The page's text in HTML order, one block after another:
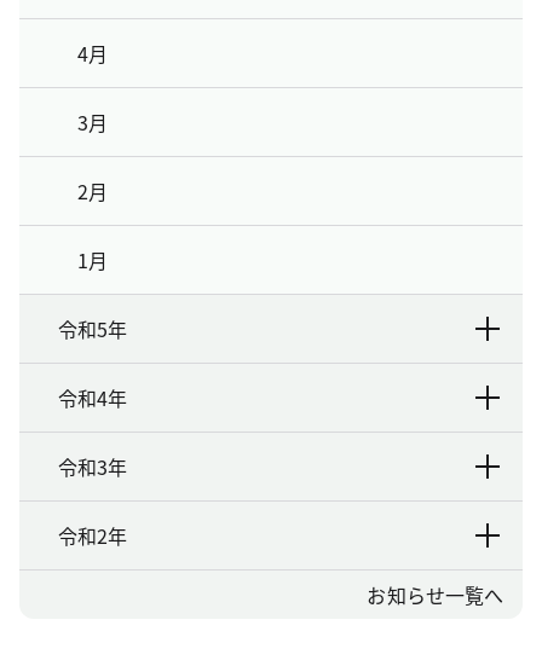
4月
3月
2月
1月
令和5年
令和4年
令和3年
令和2年
お知らせ一覧へ